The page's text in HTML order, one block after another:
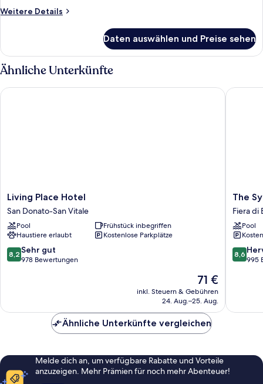
Weitere Details
Weitere
Dreibettzimmer
Daten auswählen und Preise sehen
Ähnliche Unterkünfte
Living
Place
Hotel
San
Donato-
San
Vitale
Living Place Hotel
San Donato-San Vitale
Pool
Frühstück inbegriffen
Haustiere erlaubt
Kostenlose Parkplätze
8.2
von
Bewertungen
8,2 Sehr gut
978 Bewertungen
Der
Preis
beträgt
71 €
inkl. Steuern & Gebühren
24. Aug.–25. Aug.
Living Place Hotel
The
Sydney
Hotel
Fiera
di
Bologna
The
Fiera di
Pool
8.6
von
8,6
995
The
Ähnliche Unterkünfte vergleichen
Melde dich an, um verfügbare Rabatte und Vorteile
anzuzeigen. Mehr Prämien für noch mehr Abenteuer!